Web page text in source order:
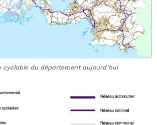
cyclable du département aujourd’hui